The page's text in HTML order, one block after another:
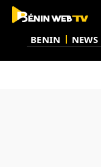
BENIN NEWS